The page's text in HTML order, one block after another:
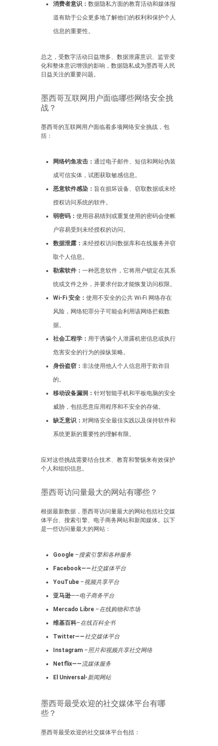
消费者意识： 数据隐私方面的教育活动和媒体报
道有助于公众更多地了解他们的权利和保护个人
信息的重要性。
总之，受数字活动日益增多、数据泄露意识、监管变
化和整体意识增强的影响，数据隐私成为墨西哥人民
日益关注的重要问题。
墨西哥互联网用户面临哪些网络安全挑
战？
墨西哥的互联网用户面临着多项网络安全挑战，包
括：
网络钓鱼攻击： 通过电子邮件、短信和网站伪装
成可信实体，试图获取敏感信息。
恶意软件感染： 旨在损坏设备、窃取数据或未经
授权访问系统的软件。
弱密码： 使用容易猜到或重复使用的密码会使帐
户容易受到未经授权的访问。
数据泄露： 未经授权访问数据库和在线服务并窃
取个人信息。
勒索软件： 一种恶意软件，它将用户锁定在其系
统或文件之外，并要求付款才能恢复访问权限。
Wi-Fi 安全： 使用不安全的公共 Wi-Fi 网络存在
风险，网络犯罪分子可能会利用该网络拦截数
据。
社会工程学： 用于诱骗个人泄露机密信息或执行
危害安全的行为的操纵策略。
身份盗窃： 非法使用他人个人信息用于欺诈目
的。
移动设备漏洞： 针对智能手机和平板电脑的安全
威胁，包括恶意应用程序和不安全的存储。
缺乏意识： 对网络安全最佳实践以及保持软件和
系统更新的重要性的理解有限。
应对这些挑战需要结合技术、教育和警惕来有效保护
个人和组织信息。
墨西哥访问量最大的网站有哪些？
根据最新数据，墨西哥访问量最大的网站包括社交媒
体平台、搜索引擎、电子商务网站和新闻媒体。以下
是一些访问量最大的网站：
Google –搜索引擎和各种服务
Facebook——社交媒体平台
YouTube –视频共享平台
亚马逊——电子商务平台
Mercado Libre –在线购物和市场
维基百科–在线百科全书
Twitter——社交媒体平台
Instagram –照片和视频共享社交网络
Netflix——流媒体服务
El Universal-新闻网站
墨西哥最受欢迎的社交媒体平台有哪
些？
墨西哥最受欢迎的社交媒体平台包括：